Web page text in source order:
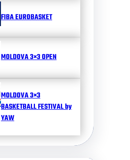
FIBA EUROBASKET
MOLDOVA 3×3 OPEN
MOLDOVA 3×3
BASKETBALL FESTIVAL by
YAW